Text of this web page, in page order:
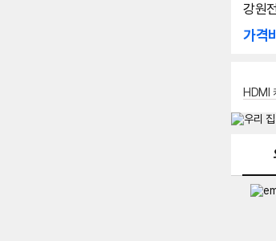
강원
가격
HDMI